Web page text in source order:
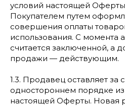
условий настоящей
Покупателем путем
совершения оплаты
использования. С момента
считается заключенной, а
продажи — действующим.
1.3. Продавец оставляет за
одностороннем порядке
настоящей Оферты. Новая